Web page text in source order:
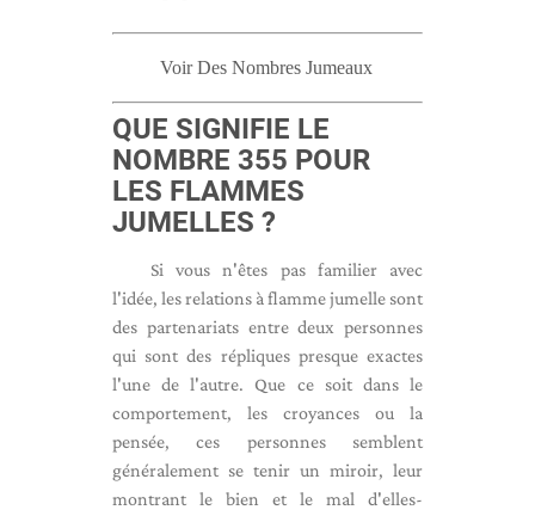
Voir Des Nombres Jumeaux
QUE SIGNIFIE LE
NOMBRE 355 POUR
LES FLAMMES
JUMELLES ?
Si vous n'êtes pas familier avec
l'idée, les relations à flamme jumelle sont
des partenariats entre deux personnes
qui sont des répliques presque exactes
l'une de l'autre. Que ce soit dans le
comportement, les croyances ou la
pensée, ces personnes semblent
généralement se tenir un miroir, leur
montrant le bien et le mal d'elles-